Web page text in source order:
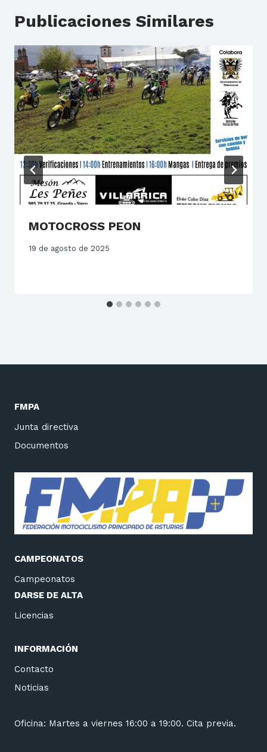
Publicaciones Similares
MOTOCROSS PEON
19 de agosto de 2025
FMPA
Junta directiva
Documentos
CAMPEONATOS
Campeonatos
DARSE DE ALTA
Licencias
INFORMACIÓN
Contacto
Noticias
Oficina: Martes a viernes 16:00 a 19:00. Cita previa.